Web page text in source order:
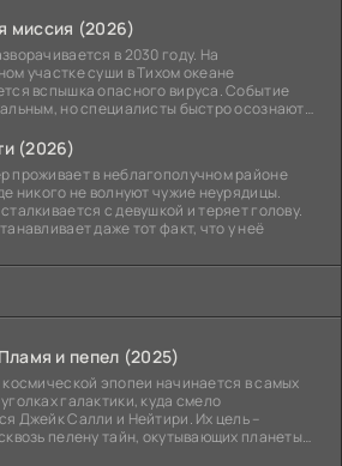
миссия (2026)
в 2030 году. На
участке суши в Тихом океане
вспышка опасного вируса. Событие
но специалисты быстро осознают:
(2026)
проживает в неблагополучном районе
никого не волнуют чужие неурядицы.
с девушкой и теряет голову.
даже тот факт, что у неё
и пепел (2025)
космической эпопеи начинается в самых
галактики, куда смело
Джейк Салли и Нейтири. Их цель –
пелену тайн, окутывающих планеты